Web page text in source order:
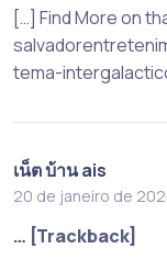
[…] Find More on
tema-
เน็ต บ้าน ais
20 de janeiro de
… [Trackback]